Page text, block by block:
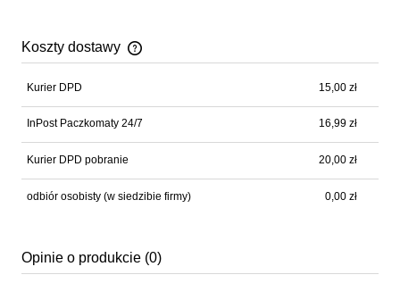
Koszty dostawy
Cena nie zawiera ewentualnych kosztów płatności
Kurier DPD 15,00 zł
InPost Paczkomaty 24/7 16,99 zł
Kurier DPD pobranie 20,00 zł
odbiór osobisty (w siedzibie firmy) 0,00 zł
Opinie o produkcie (0)